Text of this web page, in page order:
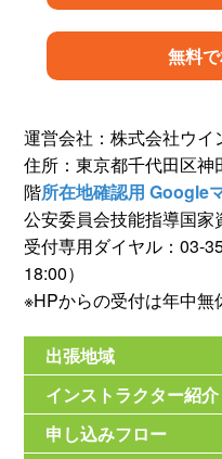
無料
運営会社：株式会社ウイ
住所：東京都千代田区
階所在地確認用 Google
公安委員会技能指導国家
受付専用ダイヤル：03-
18:00）
※HPからの受付は年中無
出張地域
インストラクター紹介
申し込みフロー